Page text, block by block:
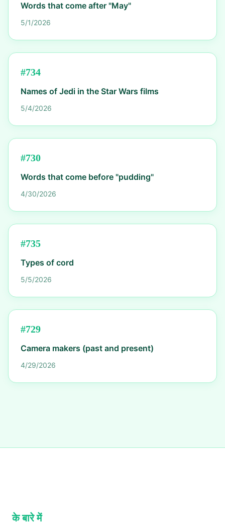
Words that come after "May"
5/1/2026
#734
Names of Jedi in the Star Wars films
5/4/2026
#730
Words that come before "pudding"
4/30/2026
#735
Types of cord
5/5/2026
#729
Camera makers (past and present)
4/29/2026
के बारे में